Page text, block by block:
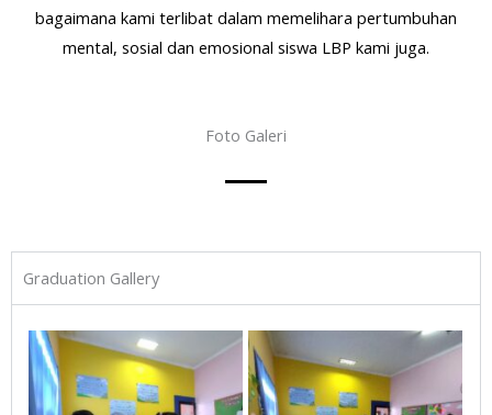
bagaimana kami terlibat dalam memelihara pertumbuhan
mental, sosial dan emosional siswa LBP kami juga.
Foto Galeri
Graduation Gallery